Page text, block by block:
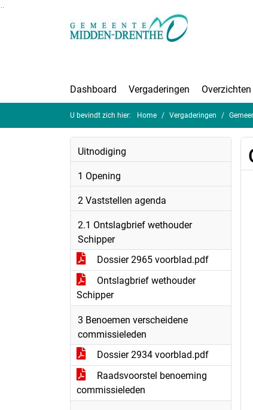
Dashboard Vergaderingen Overzichten
U bevindt zich hier: Home Vergaderingen
Uitnodiging
1 Opening
2 Vaststellen agenda
2.1 Ontslagbrief wethouder
Schipper
Dossier 2965 voorblad.pdf
Ontslagbrief wethouder
Schipper
3 Benoemen verscheidene
commissieleden
Dossier 2934 voorblad.pdf
Raadsvoorstel benoeming
commissieleden